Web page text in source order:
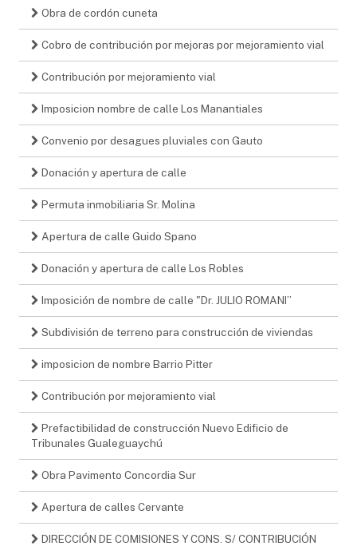
Obra de cordón cuneta
Cobro de contribución por mejoras por mejoramiento vial
Contribución por mejoramiento vial
Imposicion nombre de calle Los Manantiales
Convenio por desagues pluviales con Gauto
Donación y apertura de calle
Permuta inmobiliaria Sr. Molina
Apertura de calle Guido Spano
Donación y apertura de calle Los Robles
Imposición de nombre de calle "Dr. JULIO ROMANI”
Subdivisión de terreno para construcción de viviendas
imposicion de nombre Barrio Pitter
Contribución por mejoramiento vial
Prefactibilidad de construcción Nuevo Edificio de
Tribunales Gualeguaychú
Obra Pavimento Concordia Sur
Apertura de calles Cervante
DIRECCIÓN DE COMISIONES Y CONS. S/ CONTRIBUCIÓN